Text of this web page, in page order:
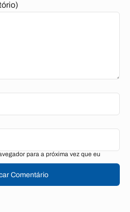
para a próxima vez que eu
Comentário